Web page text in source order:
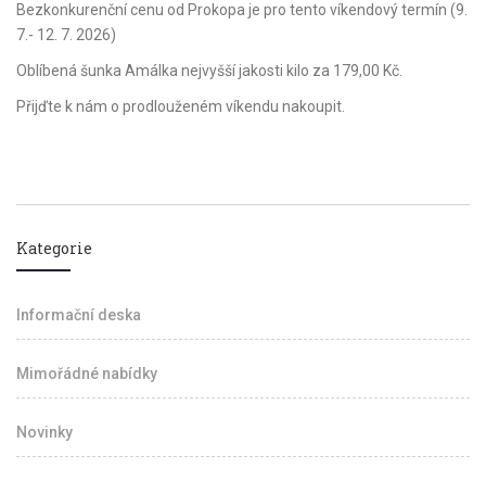
Bezkonkurenční cenu od Prokopa je pro tento víkendový termín (9.
7.- 12. 7. 2026)
Oblíbená šunka Amálka nejvyšší jakosti kilo za 179,00 Kč.
Přijďte k nám o prodlouženém víkendu nakoupit.
Kategorie
Informační deska
Mimořádné nabídky
Novinky